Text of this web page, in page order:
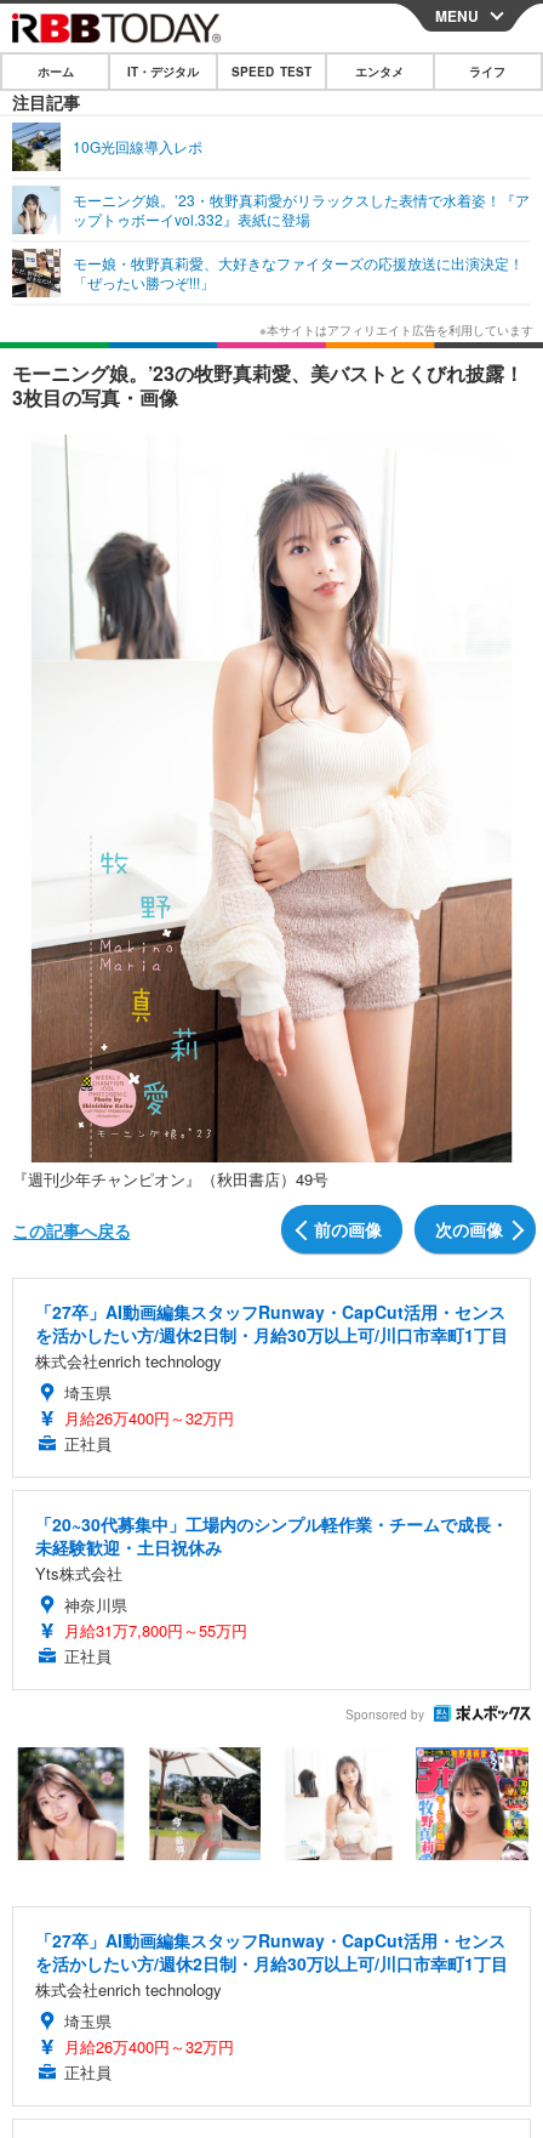
CLOSE
ホーム
IT・デジタル
ネタ
ショッピング その他
SPEED TEST
エンタメ
エンタメTOP
韓国・芸能
音楽 スポーツ
ライフ
ライフTOP グルメ
ペット ショッピング
リリース一覧
プッシュ通知の停止方法
MENU
ホーム IT・デジタル SPEED TEST エンタメ ライフ
注目記事
10G光回線導入レポ
モーニング娘。’23・牧野真莉愛がリラックスした表情で水着姿！『ア
ップトゥボーイvol.332』表紙に登場
モー娘・牧野真莉愛、大好きなファイターズの応援放送に出演決定！
「ぜったい勝つぞ!!!」
モーニング娘。’23の牧野真莉愛、美バストとくびれ披露！
3枚目の写真・画像
『週刊少年チャンピオン』（秋田書店）49号
前の画像 次の画像
この記事へ戻る
「27卒」AI動画編集スタッフRunway・CapCut活用・センス
を活かしたい方/週休2日制・月給30万以上可/川口市幸町1丁目
株式会社enrich technology
埼玉県
月給26万400円～32万円
正社員
「20~30代募集中」工場内のシンプル軽作業・チームで成長・
未経験歓迎・土日祝休み
Yts株式会社
神奈川県
月給31万7,800円～55万円
正社員
Sponsored by
「27卒」AI動画編集スタッフRunway・CapCut活用・センス
を活かしたい方/週休2日制・月給30万以上可/川口市幸町1丁目
株式会社enrich technology
埼玉県
月給26万400円～32万円
正社員